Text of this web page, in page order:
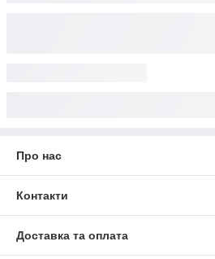
Якісна лакофарбова
Про нас
Контакти
Доставка та оплата